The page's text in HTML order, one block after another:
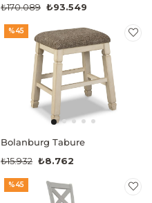
₺93.549
₺170.089
Bolanburg Tabure
₺8.762
₺15.932
%45
%45